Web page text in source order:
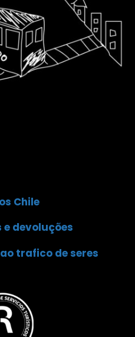
Chile
devoluções
trafico de seres